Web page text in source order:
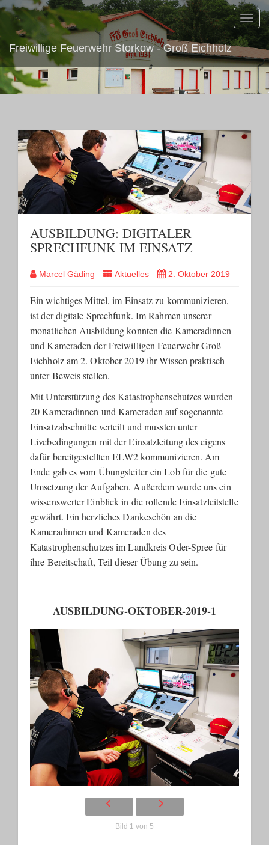
Freiwillige Feuerwehr Storkow - Groß Eichholz
AUSBILDUNG: DIGITALER
SPRECHFUNK IM EINSATZ
Marcel Gäding Aktuelles 2. Oktober 2019
Ein wichtiges Mittel, im Einsatz zu kommunizieren,
ist der digitale Sprechfunk. Im Rahmen unserer
monatlichen Ausbildung konnten die Kameradinnen
und Kameraden der Freiwilligen Feuerwehr Groß
Eichholz am 2. Oktober 2019 ihr Wissen praktisch
unter Beweis stellen.
Mit Unterstützung des Katastrophenschutzes wurden
20 Kameradinnen und Kameraden auf sogenannte
Einsatzabschnitte verteilt und mussten unter
Livebedingungen mit der Einsatzleitung des eigens
dafür bereitgestellten ELW2 kommunizieren. Am
Ende gab es vom Übungsleiter ein Lob für die gute
Umsetzung der Aufgaben. Außerdem wurde uns ein
wissenswerter Einblick in die rollende Einsatzleitstelle
gewährt. Ein herzliches Dankeschön an die
Kameradinnen und Kameraden des
Katastrophenschutzes im Landkreis Oder-Spree für
ihre Bereitschaft, Teil dieser Übung zu sein.
AUSBILDUNG-OKTOBER-2019-1
Bild 1 von 5